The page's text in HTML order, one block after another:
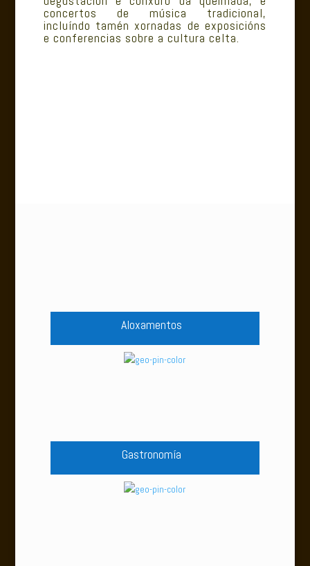
concertos de música tradicional,
incluíndo tamén xornadas de exposicións
e conferencias sobre a cultura celta.
Aloxamentos
Gastronomía